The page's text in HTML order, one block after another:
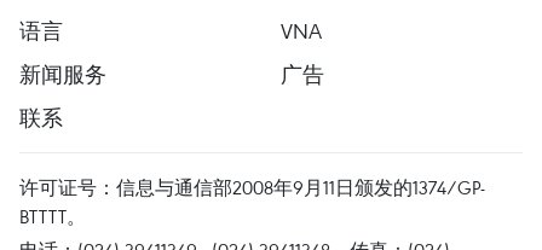
语言
VNA
新闻服务
广告
联系
许可证号：信息与通信部2008年9月11日颁发的1374/GP-
BTTTT。